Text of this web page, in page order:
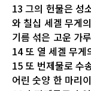
13 그의 헌물은 성
와 칠십 세겔 무게
기름 섞은 고운 가
14 또 열 세겔 무게
15 또 번제물로 수
어린 숫양 한 마리